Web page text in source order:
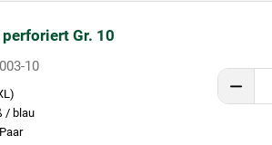
Gr. 10
10
/ blau